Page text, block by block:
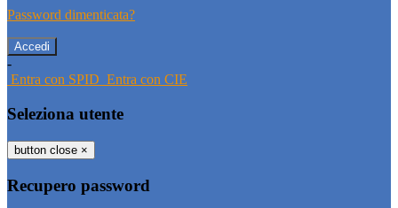
Password dimenticata?
-
Entra con SPID Entra con CIE
Seleziona utente
button close ×
Recupero password